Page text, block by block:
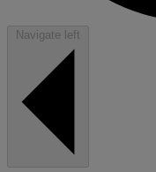
Navigate left